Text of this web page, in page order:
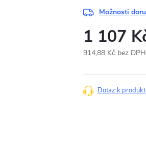
Možnosti
1 107
914,88 Kč bez DPH
cena:
Dotaz k